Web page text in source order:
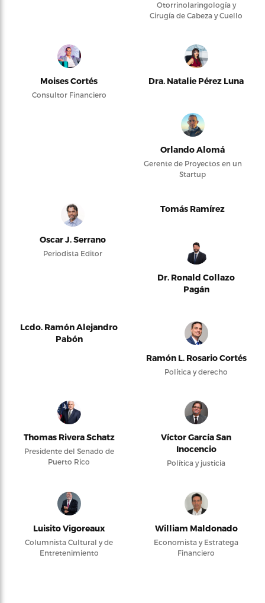
Otorrinolaringología y
Cirugía de Cabeza y Cuello
Moises Cortés
Consultor Financiero
Dra. Natalie Pérez Luna
Orlando Alomá
Gerente de Proyectos en un
Startup
Oscar J. Serrano
Periodista Editor
Tomás Ramírez
Dr. Ronald Collazo
Pagán
Lcdo. Ramón Alejandro
Pabón
Ramón L. Rosario Cortés
Política y derecho
Thomas Rivera Schatz
Presidente del Senado de
Puerto Rico
Víctor García San
Inocencio
Política y justicia
Luisito Vigoreaux
Columnista Cultural y de
Entretenimiento
William Maldonado
Economista y Estratega
Financiero